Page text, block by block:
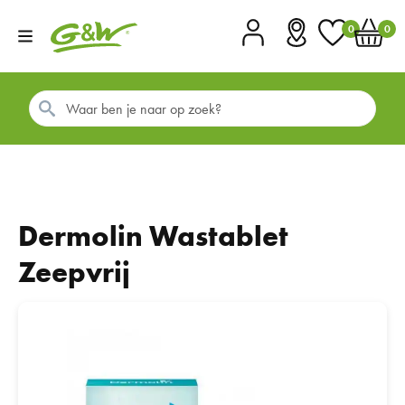
0 0
Dermolin Wastablet
Zeepvrij